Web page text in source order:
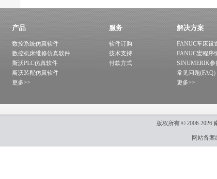
产品
数控系统仿真软件
数控机床维修仿真软件
斯沃PLC仿真软件
斯沃装配仿真软件
更多>>
服务
软件订购
技术支持
付款方式
解决方案
FANUC车床设
FANUC宏程序
SINUMERIK参
常见问题(FAQ)
更多>>
版权所有 © 2006-2026
网站备案